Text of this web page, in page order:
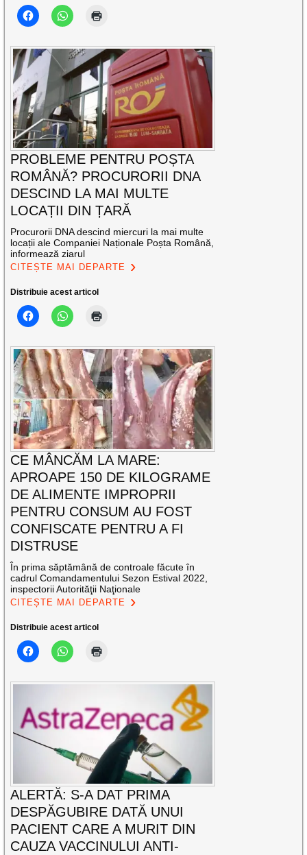
PROBLEME PENTRU POȘTA
ROMÂNĂ? PROCURORII DNA
DESCIND LA MAI MULTE
LOCAȚII DIN ȚARĂ
Procurorii DNA descind miercuri la mai multe
locații ale Companiei Naționale Poșta Română,
informează ziarul
CITEȘTE MAI DEPARTE
Distribuie acest articol
CE MÂNCĂM LA MARE:
APROAPE 150 DE KILOGRAME
DE ALIMENTE IMPROPRII
PENTRU CONSUM AU FOST
CONFISCATE PENTRU A FI
DISTRUSE
În prima săptămână de controale făcute în
cadrul Comandamentului Sezon Estival 2022,
inspectorii Autorităţii Naţionale
CITEȘTE MAI DEPARTE
Distribuie acest articol
ALERTĂ: S-A DAT PRIMA
DESPĂGUBIRE DATĂ UNUI
PACIENT CARE A MURIT DIN
CAUZA VACCINULUI ANTI-